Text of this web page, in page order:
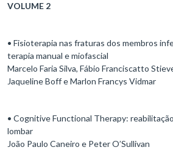
VOLUME 2
• Fisioterapia nas fraturas dos membros
terapia manual e miofascial
Marcelo Faria Silva, Fábio Franciscatto
Jaqueline Boff e Marlon Francys Vidmar
• Cognitive Functional Therapy:
lombar
João Paulo Caneiro e Peter O’Sullivan